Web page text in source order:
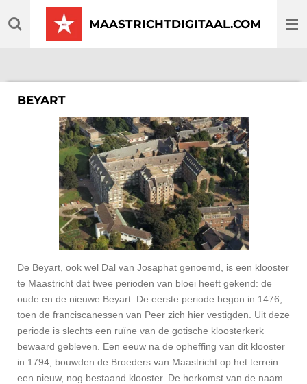
direct
MAASTRICHTDIGITAAL.COM
BEYART
De Beyart, ook wel Dal van Josaphat genoemd, is een klooster
te Maastricht dat twee perioden van bloei heeft gekend: de
oude en de nieuwe Beyart. De eerste periode begon in 1476,
toen de franciscanessen van Peer zich hier vestigden. Uit deze
periode is slechts een ruïne van de gotische kloosterkerk
bewaard gebleven. Een eeuw na de opheffing van dit klooster
in 1794, bouwden de Broeders van Maastricht op het terrein
een nieuw, nog bestaand klooster. De herkomst van de naam